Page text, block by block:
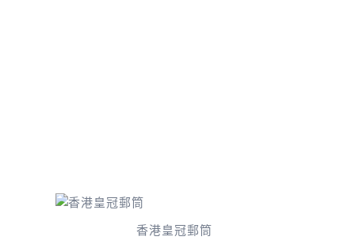
香港皇冠郵筒